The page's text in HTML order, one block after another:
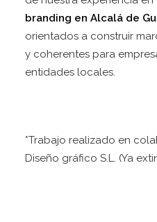
branding en Alcalá de
orientados a construir
y coherentes para
entidades locales.
*Trabajo realizado en
Diseño gráfico S.L. (Ya